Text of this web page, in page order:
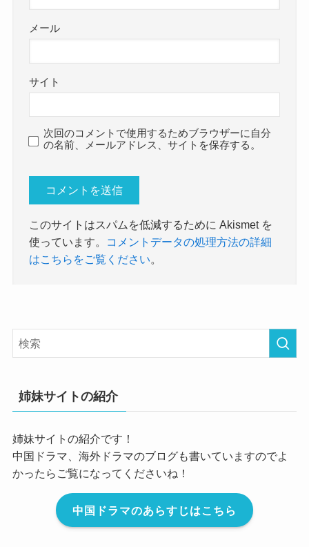
メール
サイト
次回のコメントで使用するためブラウザーに自分
の名前、メールアドレス、サイトを保存する。
このサイトはスパムを低減するために Akismet を
使っています。
コメントデータの処理方法の詳細
はこちらをご覧ください。
姉妹サイトの紹介
姉妹サイトの紹介です！
中国ドラマ、海外ドラマのブログも書いていますのでよ
かったらご覧になってくださいね！
中国ドラマのあらすじはこちら